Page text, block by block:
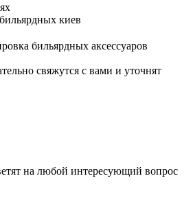
киев
бильярдных аксессуаров
свяжутся с вами и уточнят
на любой интересующий вопрос